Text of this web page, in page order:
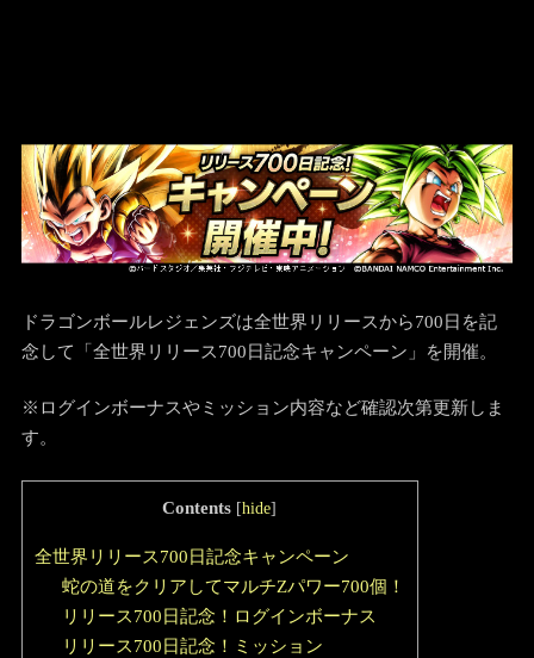
ドラゴンボールレジェンズは全世界リリースから700日を記
念して「全世界リリース700日記念キャンペーン」を開催。
※ログインボーナスやミッション内容など確認次第更新しま
す。
Contents [hide]
全世界リリース700日記念キャンペーン
蛇の道をクリアしてマルチZパワー700個！
リリース700日記念！ログインボーナス
リリース700日記念！ミッション